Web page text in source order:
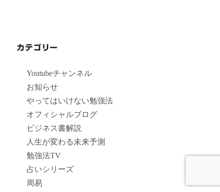
カテゴリー
Youtubeチャンネル
お知らせ
やってはいけない勉強法
オフィシャルブログ
ビジネス書解説
人生が変わる未来予測
勉強法TV
占いシリーズ
周易